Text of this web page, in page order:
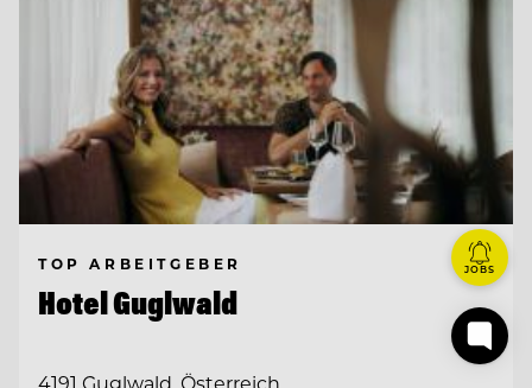
TOP ARBEITGEBER
Hotel Guglwald
JOBS